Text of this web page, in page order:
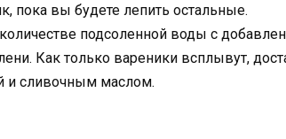
пока вы будете лепить остальные.
подсоленной воды с
Как только вареники всплывут,
и сливочным маслом.